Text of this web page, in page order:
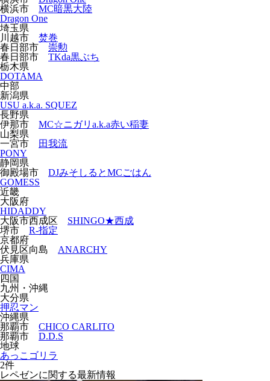
横浜市 MC暗黒大陸
Dragon One
埼玉県
川越市 焚巻
春日部市 崇勲
春日部市 TKda黒ぶち
栃木県
DOTAMA
中部
新潟県
USU a.k.a. SQUEZ
長野県
伊那市 MC☆ニガリa.k.a赤い稲妻
山梨県
一宮市
田我流
PONY
静岡県
御殿場市 DJみそしるとMCごはん
GOMESS
近畿
大阪府
HIDADDY
大阪市西成区 SHINGO★西成
堺市 R-指定
京都府
伏見区向島 ANARCHY
兵庫県
CIMA
四国
九州・沖縄
大分県
押忍マン
沖縄県
那覇市 CHICO CARLITO
那覇市 D.D.S
地球
あっこゴリラ
2件
レペゼンに関する最新情報